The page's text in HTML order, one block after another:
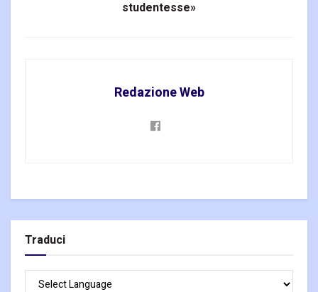
studentesse»
Redazione Web
Traduci